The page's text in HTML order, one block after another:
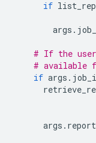
if
args .
# If the
# available
if args .
args .